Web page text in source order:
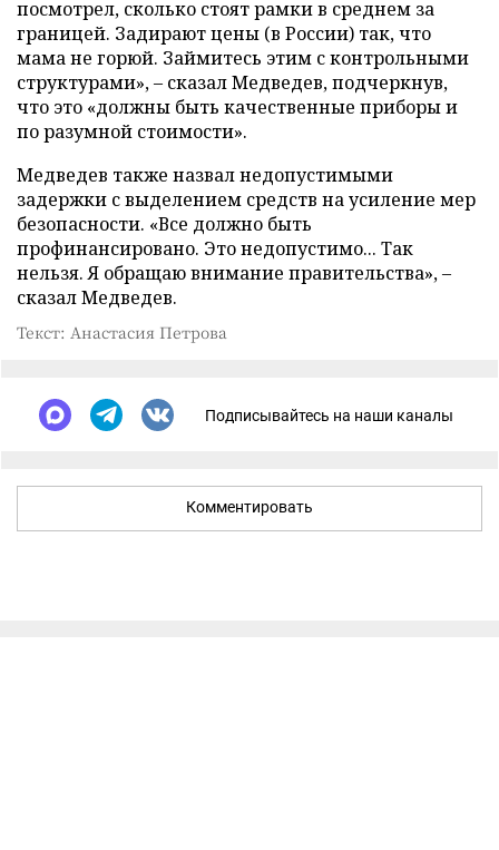
посмотрел, сколько стоят рамки в среднем за
границей. Задирают цены (в России) так, что
мама не горюй. Займитесь этим с контрольными
структурами», – сказал Медведев, подчеркнув,
что это «должны быть качественные приборы и
по разумной стоимости».
Медведев также назвал недопустимыми
задержки с выделением средств на усиление мер
безопасности. «Все должно быть
профинансировано. Это недопустимо... Так
нельзя. Я обращаю внимание правительства», –
сказал Медведев.
Текст: Анастасия Петрова
Подписывайтесь на наши каналы
Комментировать